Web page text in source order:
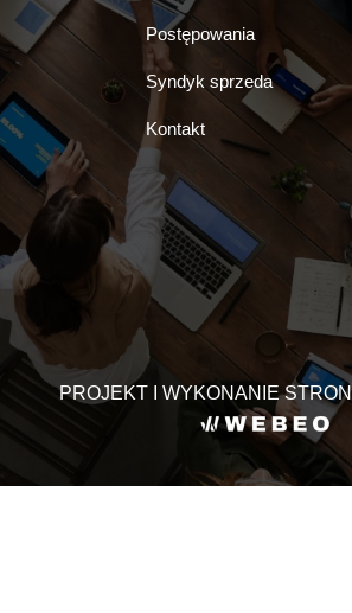
Postępowania
Syndyk sprzeda
Kontakt
PROJEKT I WYKONANIE